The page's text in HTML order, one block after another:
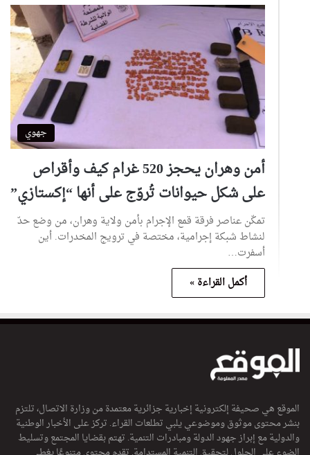
جهوي
أمن وهران يحجز 520 غرام كيف وأقراص
على شكل حيوانات تُروّج على أنها “إكستازي”
تمكّن عناصر فرقة قمع الإجرام بأمن ولاية وهران، من وضع حدّ
لنشاط شبكة إجرامية، مختصة في ترويج المخدرات. أين
أسفرت…
أكمل القراءة »
الموقع هي صحيفة إلكترونية إخبارية جزائرية معتمدة من وزارة الاتصال، تلتزم
بنشر محتوى موثوق وموضوعي يلبي تطلعات القراء. تركز على الأخبار الوطنية
والدولية مع إبراز جهود الدولة ومبادرات التنمية. تهتم بقضايا المجتمع وتسليط